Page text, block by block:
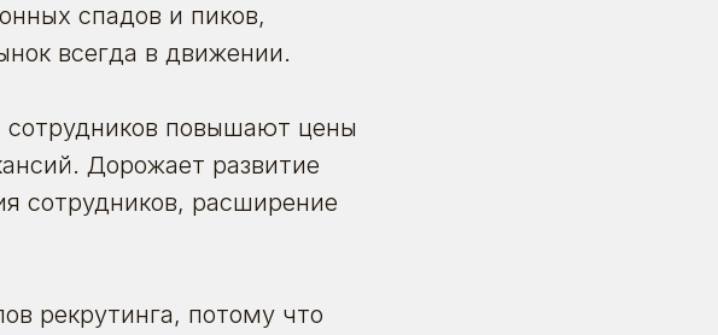
спадов и пиков,
всегда в движении.
сотрудников повышают цены
Дорожает развитие
сотрудников, расширение
рекрутинга, потому что